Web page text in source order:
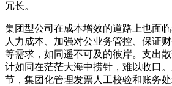
冗长。
集团型公司在成本增效的道路上也面
人力成本、加强对公业务管控、保证
等需求，如同遥不可及的彼岸。支出
计如同在茫茫大海中捞针，难以收口
节，集团化管理发票人工校验和账务